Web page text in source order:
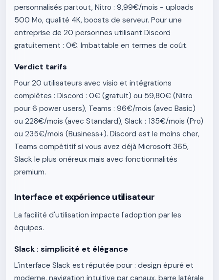
personnalisés partout, Nitro : 9,99€/mois - uploads
500 Mo, qualité 4K, boosts de serveur. Pour une
entreprise de 20 personnes utilisant Discord
gratuitement : 0€. Imbattable en termes de coût.
Verdict tarifs
Pour 20 utilisateurs avec visio et intégrations
complètes : Discord : 0€ (gratuit) ou 59,80€ (Nitro
pour 6 power users), Teams : 96€/mois (avec Basic)
ou 228€/mois (avec Standard), Slack : 135€/mois (Pro)
ou 235€/mois (Business+). Discord est le moins cher,
Teams compétitif si vous avez déjà Microsoft 365,
Slack le plus onéreux mais avec fonctionnalités
premium.
Interface et expérience utilisateur
La facilité d'utilisation impacte l'adoption par les
équipes.
Slack : simplicité et élégance
L'interface Slack est réputée pour : design épuré et
moderne, navigation intuitive par canaux, barre latérale